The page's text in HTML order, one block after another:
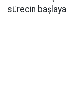
sürecin